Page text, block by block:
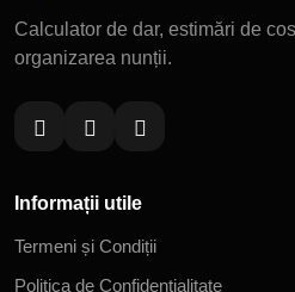
Calculator de dar, estimări de
organizarea nunții.
Informații utile
Termeni și Condiții
Politica de Confidențialitate